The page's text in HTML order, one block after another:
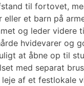
til fortovet,
et barn på
og leder
hvidevarer og
at åbne op til
med separat
af et festlokale